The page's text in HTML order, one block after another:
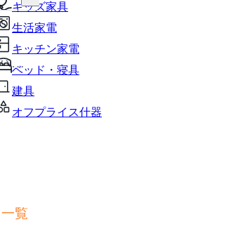
キッズ家具
生活家電
キッチン家電
ベッド・寝具
建具
オフプライス什器
ー
覧